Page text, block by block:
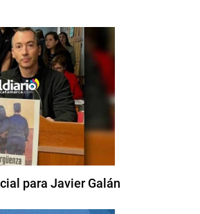
para Javier Galán